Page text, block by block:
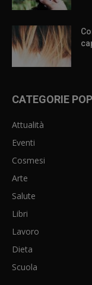
CATEGORIE
Attualità
Eventi
Cosmesi
Arte
Salute
Libri
Lavoro
Dieta
Scuola